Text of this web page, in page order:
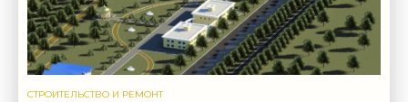
СТРОИТЕЛЬСТВО И РЕМОНТ